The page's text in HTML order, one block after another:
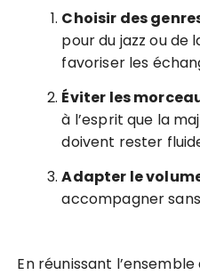
Choisir des
pour du jazz ou de
favoriser les
Éviter les
à l’esprit que la
doivent rester
Adapter le
accompagner
En réunissant l’ensemble